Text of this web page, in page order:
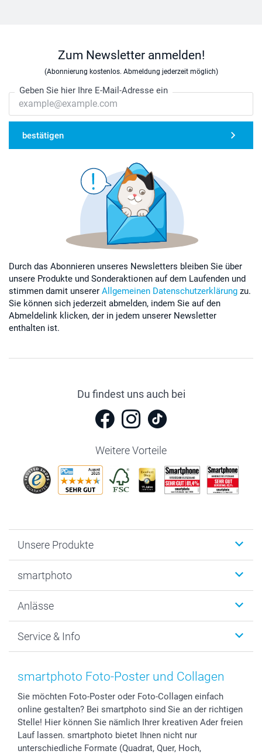
Zum Newsletter anmelden!
(Abonnierung kostenlos. Abmeldung jederzeit möglich)
Geben Sie hier Ihre E-Mail-Adresse ein
bestätigen
Durch das Abonnieren unseres Newsletters bleiben Sie über
unsere Produkte und Sonderaktionen auf dem Laufenden und
stimmen damit unserer Allgemeinen Datenschutzerklärung zu.
Sie können sich jederzeit abmelden, indem Sie auf den
Abmeldelink klicken, der in jedem unserer Newsletter
enthalten ist.
Du findest uns auch bei
Weitere Vorteile
Unsere Produkte
Fotogeschenke
MyNameBook
Fotoabzüge, Fotos als Buch & Poster
Zubehör & Material
Foto-Kalender & Agenden
Sticker & Etiketten
Geschenk-Gutscheine (PDF)
smartphoto
Warum smartphoto
Datenschutz
Impressum
Presse
Partnerprogramme
Investor Relations
B2B smartbusiness
Anlässe
Neujahr
Muttertag
Kommunion & Konfirmation
Hochzeit
Geburtstag
Geburt
Service & Info
Anmelden /Registrieren
Preise und Versandkosten
Lieferfristen
72h Lieferung
Zahlungsmöglichkeiten
Sitemap
smartphoto Foto-Poster und Collagen
Sie möchten Foto-Poster oder Foto-Collagen einfach
online gestalten? Bei smartphoto sind Sie an der richtigen
Stelle! Hier können Sie nämlich Ihrer kreativen Ader freien
Lauf lassen. smartphoto bietet Ihnen nicht nur
unterschiedliche Formate (Quadrat, Quer, Hoch,